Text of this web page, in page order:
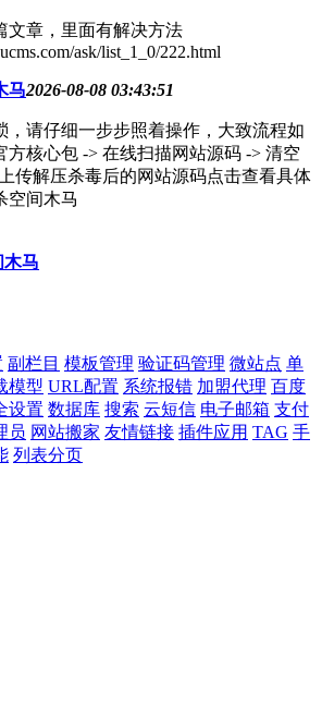
文章，里面有解决方法
ask/list_1_0/222.html
马2026-08-08 03:43:51
，请仔细一步步照着操作，大致流程如
方核心包 -> 在线扫描网站源码 -> 清空
传解压杀毒后的网站源码点击查看具体
空间木马
木马
副栏目 模板管理 验证码管理 微站点 单
模型 URL配置 系统报错 加盟代理 百度
设置 数据库 搜索 云短信 电子邮箱 支付
员 网站搬家 友情链接 插件应用 TAG 手
列表分页